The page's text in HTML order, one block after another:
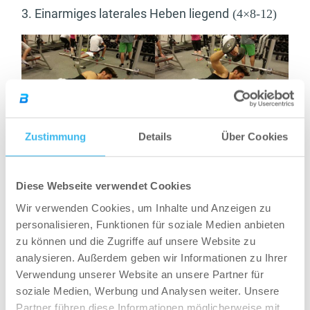
Zustimmung Details Über Cookies
Diese Webseite verwendet Cookies
Wir verwenden Cookies, um Inhalte und Anzeigen zu
personalisieren, Funktionen für soziale Medien anbieten
zu können und die Zugriffe auf unsere Website zu
analysieren. Außerdem geben wir Informationen zu Ihrer
Verwendung unserer Website an unsere Partner für
soziale Medien, Werbung und Analysen weiter. Unsere
Partner führen diese Informationen möglicherweise mit
3. Einarmiges laterales Heben liegend (4×8-12)
4. Laterales Heben stehend mit immer weniger